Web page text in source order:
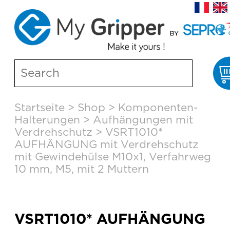
content
Startseite > Shop > Komponenten-
Halterungen > Aufhängungen mit
Verdrehschutz > VSRT1010*
AUFHÄNGUNG mit Verdrehschutz
mit Gewindehülse M10x1, Verfahrweg
10 mm, M5, mit 2 Muttern
VSRT1010* AUFHÄNGUNG